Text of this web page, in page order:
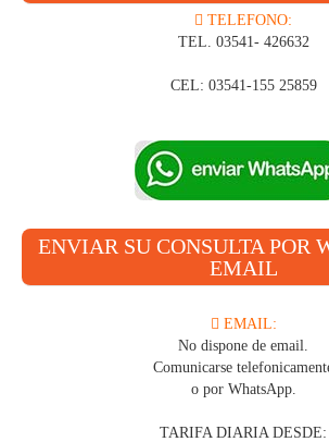
TELEFONO:
TEL. 03541- 426632
CEL: 03541-155 25859
ENVIAR SU CONSULTA POR
EMAIL
EMAIL:
No dispone de email.
Comunicarse
o por WhatsApp.
TARIFA DIARIA DESDE: